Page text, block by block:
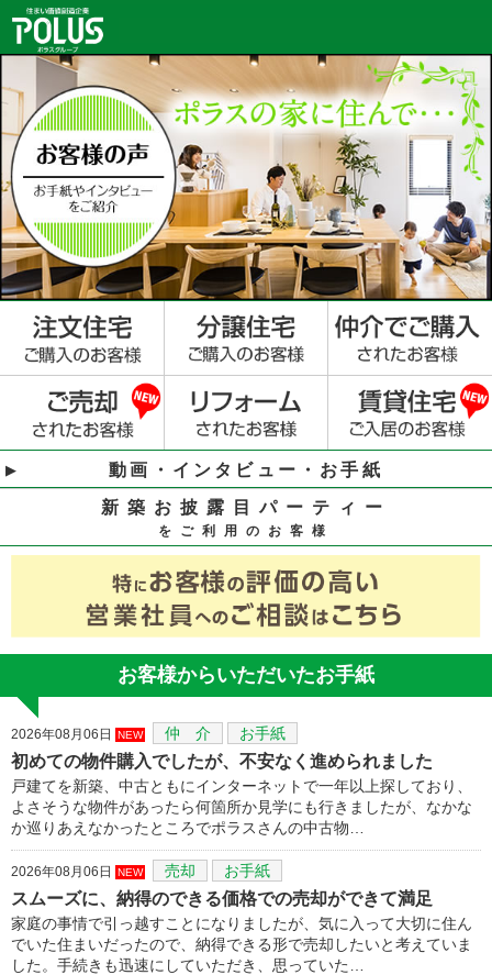
動画・インタビュー・お手紙
新築お披露目パーティー
をご利用のお客様
お客様からいただいたお手紙
2026年08月06日 NEW 仲 介 お手紙
初めての物件購入でしたが、不安なく進められました
戸建てを新築、中古ともにインターネットで一年以上探しており、
よさそうな物件があったら何箇所か見学にも行きましたが、なかな
か巡りあえなかったところでポラスさんの中古物…
2026年08月06日 NEW 売却 お手紙
スムーズに、納得のできる価格での売却ができて満足
家庭の事情で引っ越すことになりましたが、気に入って大切に住ん
でいた住まいだったので、納得できる形で売却したいと考えていま
した。手続きも迅速にしていただき、思っていた…